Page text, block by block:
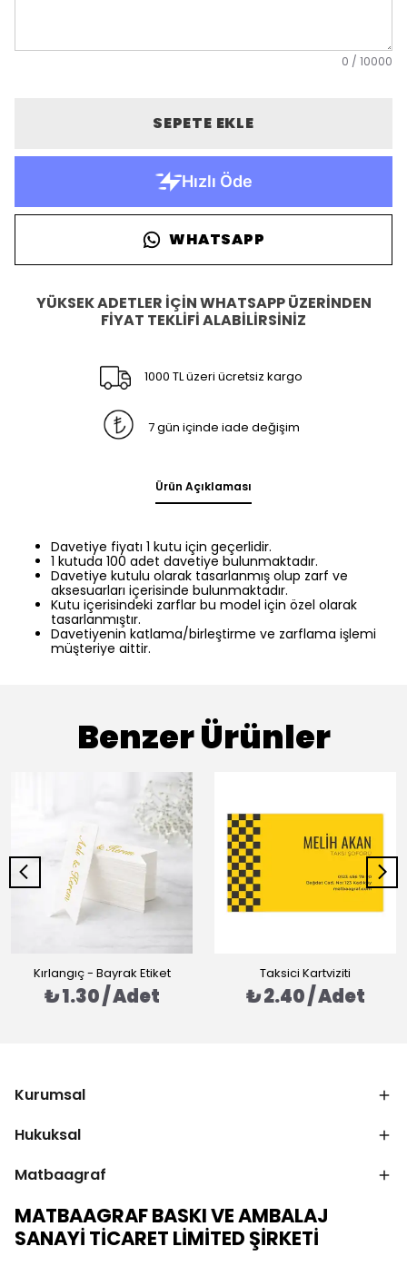
0 / 10000
SEPETE EKLE
WHATSAPP
YÜKSEK ADETLER İÇİN WHATSAPP ÜZERİNDEN
FİYAT TEKLİFİ ALABİLİRSİNİZ
1000 TL üzeri ücretsiz kargo
7 gün içinde iade değişim
Ürün Açıklaması
Davetiye fiyatı 1 kutu için geçerlidir.
1 kutuda 100 adet davetiye bulunmaktadır.
Davetiye kutulu olarak tasarlanmış olup zarf ve
aksesuarları içerisinde bulunmaktadır.
Kutu içerisindeki zarflar bu model için özel olarak
tasarlanmıştır.
Davetiyenin katlama/birleştirme ve zarflama işlemi
müşteriye aittir.
Benzer Ürünler
Kırlangıç - Bayrak Etiket
₺ 1.30 / Adet
Taksici Kartviziti
₺ 2.40 / Adet
Kurumsal
Hukuksal
Matbaagraf
MATBAAGRAF BASKI VE AMBALAJ
SANAYİ TİCARET LİMİTED ŞİRKETİ